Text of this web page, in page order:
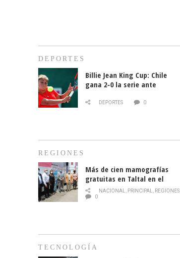
DEPORTES
Billie Jean King Cup: Chile
gana 2-0 la serie ante
DEPORTES 0
REGIONES
Más de cien mamografías
gratuitas en Taltal en el
mes de la prevención del
cáncer de mama
NACIONAL, PRINCIPAL, REGIONES
0
TECNOLOGÍA